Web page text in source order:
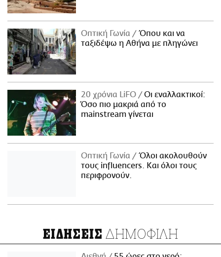
Οπτική Γωνία
Όπου και να
ταξιδέψω η Αθήνα με πληγώνει
20 χρόνια LiFO
Οι εναλλακτικοί:
Όσο πιο μακριά από το
mainstream γίνεται
Οπτική Γωνία
Όλοι ακολουθούν
τους influencers. Και όλοι τους
περιφρονούν.
ΕΙΔΗΣΕΙΣ ΔΗΜΟΦΙΛΗ